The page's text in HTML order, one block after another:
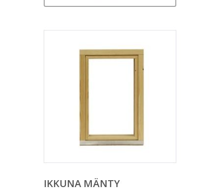
IKKUNA MÄNTY